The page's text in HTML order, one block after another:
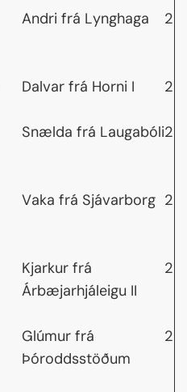
Andri frá Lynghaga
Dalvar frá Horni I
Snælda frá Laugabóli
Vaka frá Sjávarborg
Kjarkur frá
Árbæjarhjáleigu II
Glúmur frá
Þóroddsstöðum